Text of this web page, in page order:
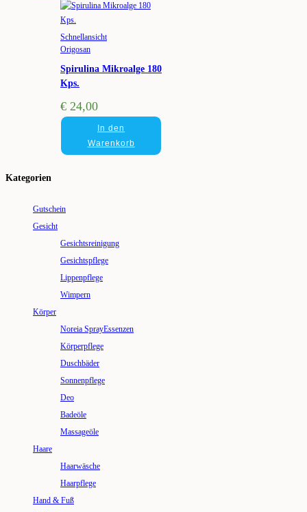
Schnellansicht
Origosan
Spirulina Mikroalge 180
Kps.
€ 24,00
In den
Warenkorb
Kategorien
Gutschein
Gesicht
Gesichtsreinigung
Gesichtspflege
Lippenpflege
Wimpern
Körper
Noreia SprayEssenzen
Körperpflege
Duschbäder
Sonnenpflege
Deo
Badeöle
Massageöle
Haare
Haarwäsche
Haarpflege
Hand & Fuß